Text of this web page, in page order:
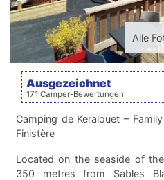
Alle
Ausgezeichnet
171 Camper-Bewertungen
Camping de Keralouet –
Finistère
Located on the seaside of
350 metres from Sables